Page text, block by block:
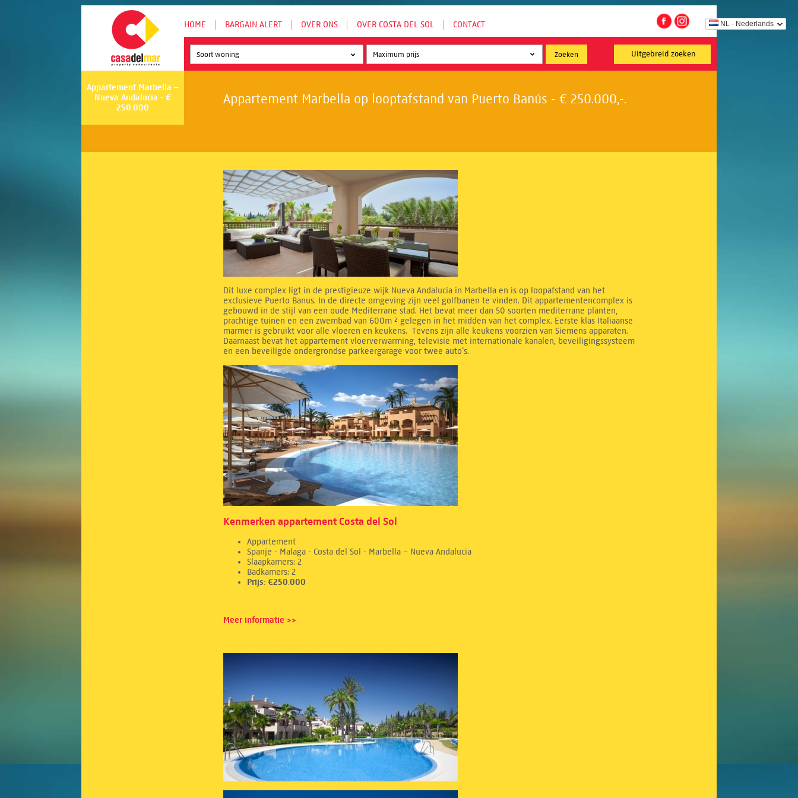
NL - Nederlands
HOME BARGAIN ALERT OVER ONS OVER COSTA DEL SOL CONTACT
Uitgebreid zoeken
Soort woning
Appartement Marbella –
Nueva Andalucia - €
250.000
Appartement Marbella op looptafstand van Puerto Banús - € 250.000,-.
Dit luxe complex ligt in de prestigieuze wijk Nueva Andalucia in Marbella en is op loopafstand van het
exclusieve Puerto Banus. In de directe omgeving zijn veel golfbanen te vinden. Dit appartementencomplex is
gebouwd in de stijl van een oude Mediterrane stad. Het bevat meer dan 50 soorten mediterrane planten,
prachtige tuinen en een zwembad van 600m ² gelegen in het midden van het complex. Eerste klas Italiaanse
marmer is gebruikt voor alle vloeren en keukens. Tevens zijn alle keukens voorzien van Siemens apparaten.
Daarnaast bevat het appartement vloerverwarming, televisie met internationale kanalen, beveiligingssysteem
en een beveiligde ondergrondse parkeergarage voor twee auto’s.
Kenmerken appartement Costa del Sol
Appartement
Spanje - Malaga - Costa del Sol - Marbella – Nueva Andalucia
Slaapkamers: 2
Badkamers: 2
Prijs: €250.000
Meer informatie >>